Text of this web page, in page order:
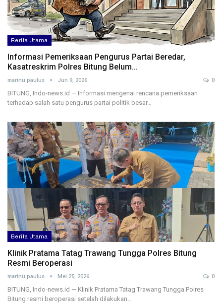
Berita Utama
Informasi Pemeriksaan Pengurus Partai Beredar,
Kasatreskrim Polres Bitung Belum…
marinu paulus Jun 9, 2026 0
BITUNG, Indo-news.id — Informasi mengenai rencana pemeriksaan
terhadap salah satu pengurus partai politik besar…
Berita Utama
Klinik Pratama Tatag Trawang Tungga Polres Bitung
Resmi Beroperasi
marinu paulus Mei 25, 2026 0
BITUNG, Indo-news.id — Klinik Pratama Tatag Trawang Tungga Polres
Bitung resmi beroperasi setelah dilakukan…